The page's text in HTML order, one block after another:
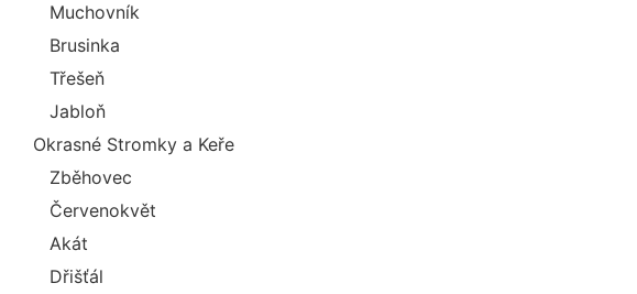
Muchovník
Brusinka
Třešeň
Jabloň
Okrasné Stromky a Keře
Zběhovec
Červenokvět
Akát
Dřišťál